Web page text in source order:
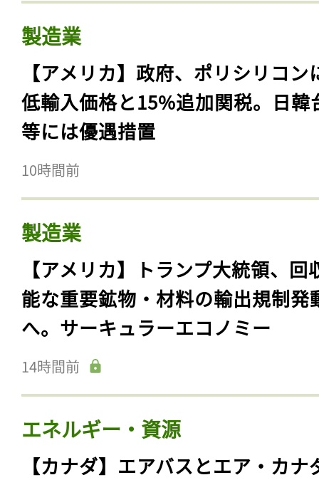
製造業
【アメリカ】政府、ポリシリコン
低輸入価格と15%追加関税。日韓
等には優遇措置
10時間前
製造業
【アメリカ】トランプ大統領、回
能な重要鉱物・材料の輸出規制発
へ。サーキュラーエコノミー
14時間前
エネルギー・資源
【カナダ】エアバスとエア・カナ